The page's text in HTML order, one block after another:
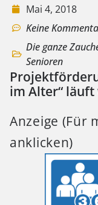
Mai 4, 2018
Keine
Die ganze
Senioren
im Alter“
Anzeige (Für
anklicken)